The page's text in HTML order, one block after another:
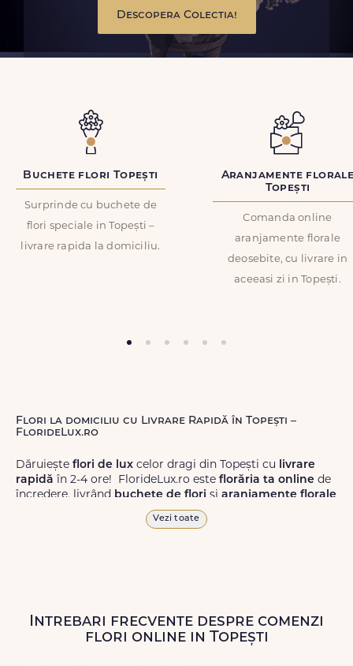
Descopera Colectia!
Buchete flori Topești
Surprinde cu buchete de
flori speciale in Topești –
livrare rapida la domiciliu.
Aranjamente
Topești
Comanda online
aranjamente florale
deosebite, cu livrare in
aceeasi zi in Topești.
Flori la domiciliu cu Livrare Rapidă în Topești –
FlorideLux.ro
Dăruiește flori de lux celor dragi din Topești cu livrare
rapidă în 2-4 ore! FlorideLux.ro este florăria ta online de
încredere, livrând buchete de flori și aranjamente florale
de calitate superioară în Topești și în toată România.
Livrăm buchete de florichiar și în weekend, pentru ca tu
să poți adresa un gest frumos atunci când ai nevoie.
Vezi toate
Intrebari frecvente despre comenzi
flori online in Topești